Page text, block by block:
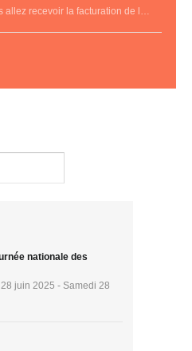
allez recevoir la facturation de l…
nationale des
juin 2025 - Samedi 28